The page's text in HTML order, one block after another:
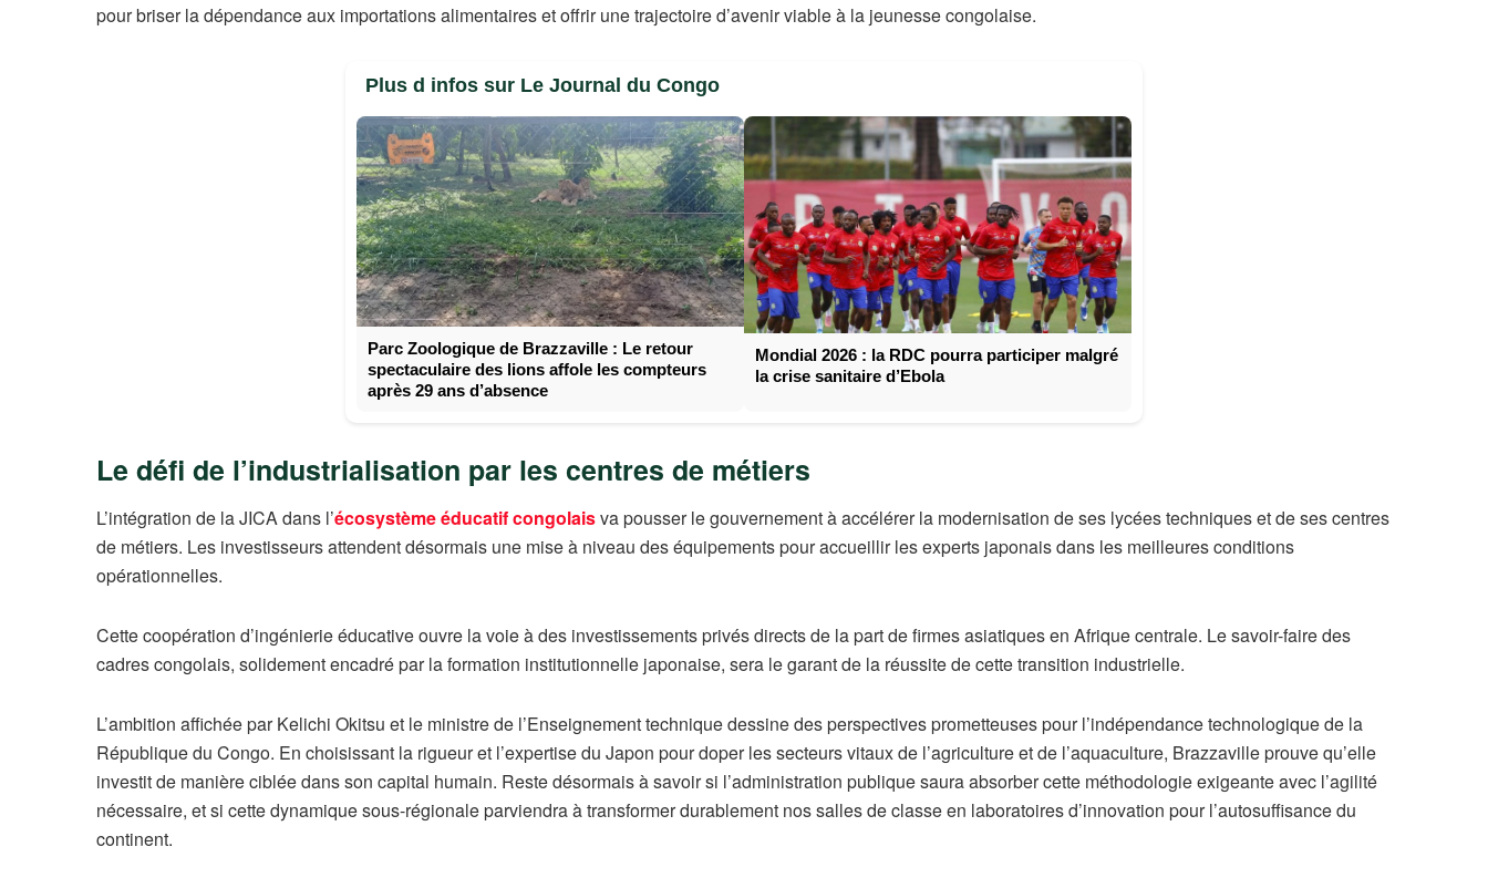
pour briser la dépendance aux importations alimentaires et offrir une trajectoire d’avenir viable à la jeunesse congolaise.
Plus d infos sur Le Journal du Congo
Parc Zoologique de Brazzaville : Le retour
spectaculaire des lions affole les compteurs
après 29 ans d’absence
Mondial 2026 : la RDC pourra participer malgré
la crise sanitaire d’Ebola
Le défi de l’industrialisation par les centres de métiers
L’intégration de la JICA dans l’écosystème éducatif congolaisva pousser le gouvernement à accélérer la modernisation de ses lycées techniques et de ses centres
de métiers. Les investisseurs attendent désormais une mise à niveau des équipements pour accueillir les experts japonais dans les meilleures conditions
opérationnelles.
Cette coopération d’ingénierie éducative ouvre la voie à des investissements privés directs de la part de firmes asiatiques en Afrique centrale. Le savoir-faire des
cadres congolais, solidement encadré par la formation institutionnelle japonaise, sera le garant de la réussite de cette transition industrielle.
L’ambition affichée par Kelichi Okitsu et le ministre de l’Enseignement technique dessine des perspectives prometteuses pour l’indépendance technologique de la
République du Congo. En choisissant la rigueur et l’expertise du Japon pour doper les secteurs vitaux de l’agriculture et de l’aquaculture, Brazzaville prouve qu’elle
investit de manière ciblée dans son capital humain. Reste désormais à savoir si l’administration publique saura absorber cette méthodologie exigeante avec l’agilité
nécessaire, et si cette dynamique sous-régionale parviendra à transformer durablement nos salles de classe en laboratoires d’innovation pour l’autosuffisance du
continent.